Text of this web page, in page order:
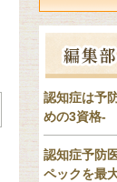
認知症は予
めの3資格-
認知症予防
ペックを最